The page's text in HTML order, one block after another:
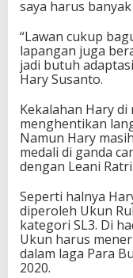
saya harus
“Lawan cukup
lapangan juga
jadi butuh
Hary Susanto.
Kekalahan Hary
menghentikan
Namun Hary
medali di ganda
dengan Leani
Seperti halnya
diperoleh Ukun
kategori SL3. Di
Ukun harus
dalam laga Para
2020.